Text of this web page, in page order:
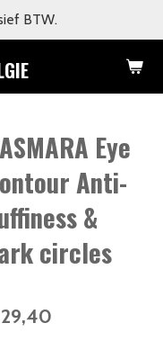
BTW.
Eye
Anti-
&
circles